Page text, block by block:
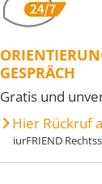
GESPRÄCH
Gratis und
Hier Rückruf
iurFRIEND